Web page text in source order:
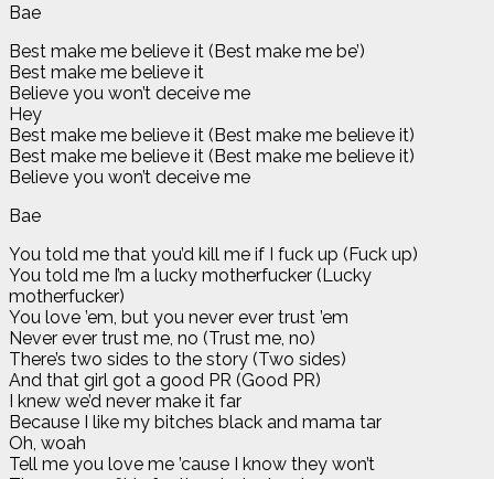
Bae
Best make me believe it (Best make me be’)
Best make me believe it
Believe you won’t deceive me
Hey
Best make me believe it (Best make me believe it)
Best make me believe it (Best make me believe it)
Believe you won’t deceive me
Bae
You told me that you’d kill me if I fuck up (Fuck up)
You told me I’m a lucky motherfucker (Lucky
motherfucker)
You love ’em, but you never ever trust ’em
Never ever trust me, no (Trust me, no)
There’s two sides to the story (Two sides)
And that girl got a good PR (Good PR)
I knew we’d never make it far
Because I like my bitches black and mama tar
Oh, woah
Tell me you love me ’cause I know they won’t